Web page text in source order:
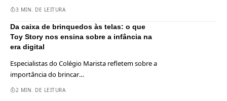
3 MIN. DE LEITURA
Da caixa de brinquedos às telas: o que
Toy Story nos ensina sobre a infância na
era digital
Especialistas do Colégio Marista refletem sobre a
importância do brincar…
2 MIN. DE LEITURA